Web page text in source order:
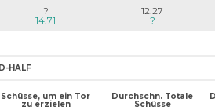
?
14.71
12.27
?
HALF
Schüsse, um ein Tor
zu erzielen
Durchschn. Totale
Schüsse